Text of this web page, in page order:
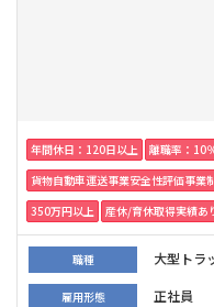
年間休日：120日以上
離職率：10
貨物自動車運送事業安全性評価事業
350万円以上
産休/育休取得実績あ
職種 大型トラ
雇用形態 正社員